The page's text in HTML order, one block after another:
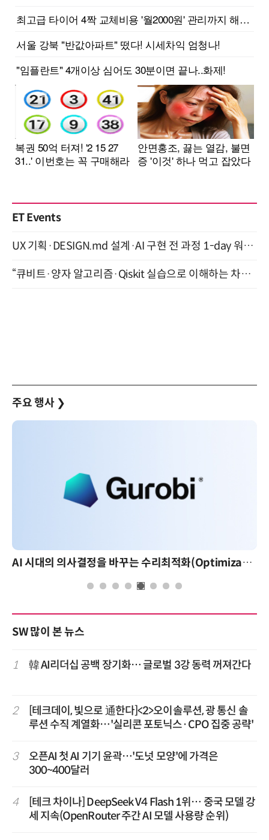
ET Events
UX 기획·DESIGN.md 설계·AI 구현 전 과정 1-day 워크숍 with Claude Code·Codex 9월 15일 개최
“큐비트·양자 알고리즘·Qiskit 실습으로 이해하는 차세대 컴퓨팅” (8/28)
주요 행사 ❯
AI 시대의 의사결정을 바꾸는 수리최적화(Optimization): 실제 산업 적용 사례와 활용 전략
SW 많이 본 뉴스
1 韓 AI리더십 공백 장기화… 글로벌 3강 동력 꺼져간다
2
[테크데이, 빛으로 通한다]<2>오이솔루션, 광 통신 솔
루션 수직 계열화…'실리콘 포토닉스·CPO 집중 공략'
3
오픈AI 첫 AI 기기 윤곽…'도넛 모양'에 가격은
300~400달러
4
[테크 차이나] DeepSeek V4 Flash 1위… 중국 모델 강
세 지속(OpenRouter 주간 AI 모델 사용량 순위)